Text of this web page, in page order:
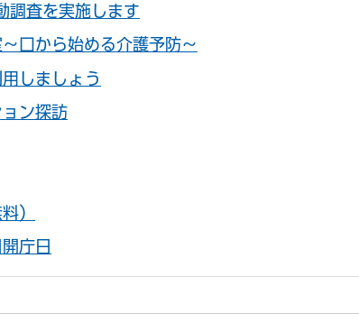
調査を実施します
口から始める介護予防～
しましょう
ン探訪
）
庁日
千葉市の電子行政サービス